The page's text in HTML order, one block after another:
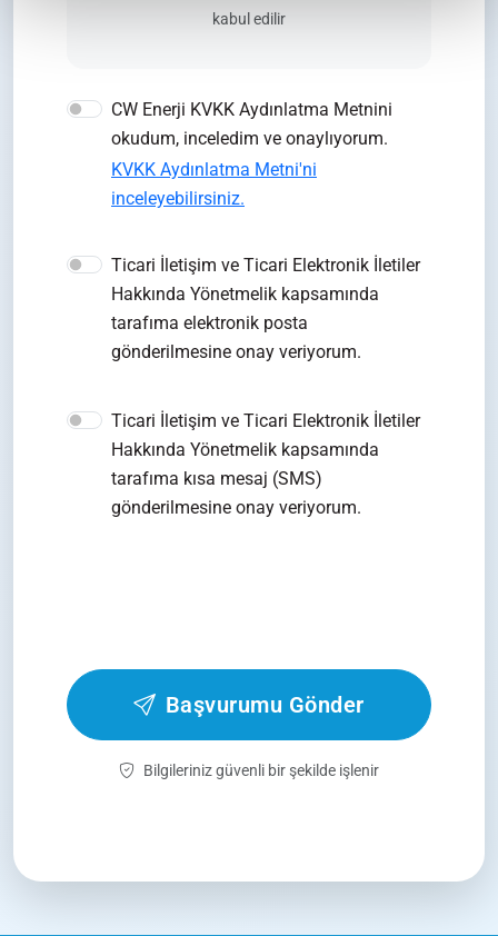
kabul edilir
CW Enerji KVKK Aydınlatma Metnini
okudum, inceledim ve onaylıyorum.
KVKK Aydınlatma Metni'ni
inceleyebilirsiniz.
Ticari İletişim ve Ticari Elektronik İletiler
Hakkında Yönetmelik kapsamında
tarafıma elektronik posta
gönderilmesine onay veriyorum.
Ticari İletişim ve Ticari Elektronik İletiler
Hakkında Yönetmelik kapsamında
tarafıma kısa mesaj (SMS)
gönderilmesine onay veriyorum.
Başvurumu Gönder
Bilgileriniz güvenli bir şekilde işlenir